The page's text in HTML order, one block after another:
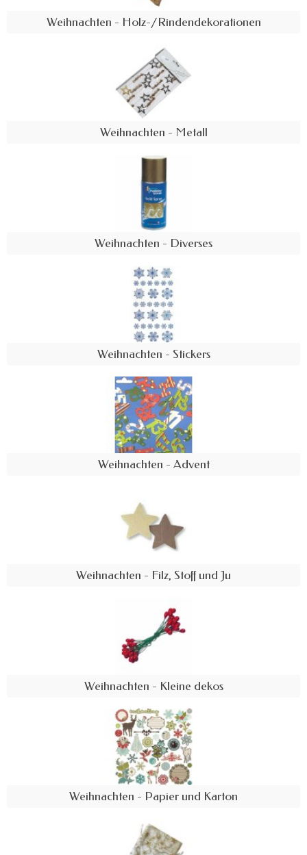
Weihnachten - Holz-/Rindendekorationen
Weihnachten - Metall
Weihnachten - Diverses
Weihnachten - Stickers
Weihnachten - Advent
Weihnachten - Filz, Stoff und Ju
Weihnachten - Kleine dekos
Weihnachten - Papier und Karton